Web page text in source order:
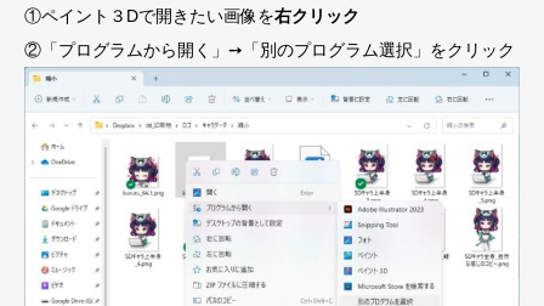
①ペイント３Dで開きたい画像を右クリック
②「プログラムから開く」➙「別のプログラム選択」をクリック